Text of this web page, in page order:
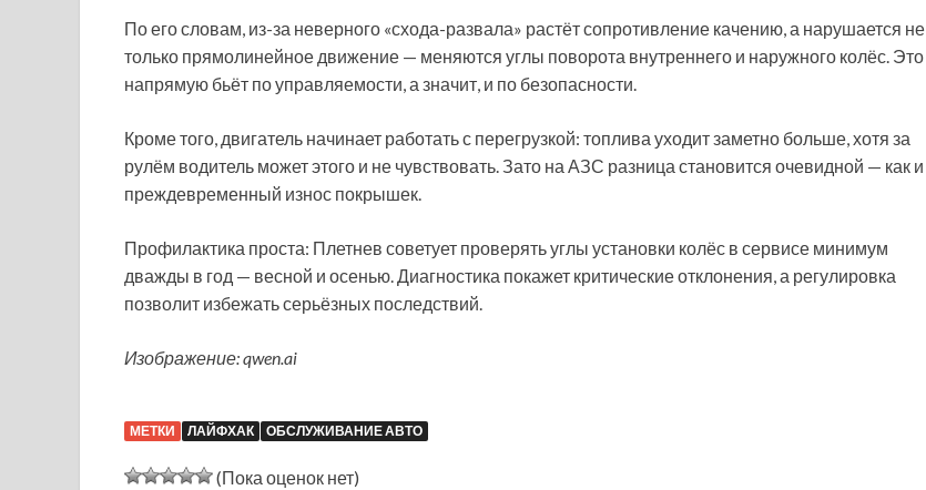
По его словам, из-за неверного «схода-развала» растёт сопротивление качению, а нарушается не
только прямолинейное движение — меняются углы поворота внутреннего и наружного колёс. Это
напрямую бьёт по управляемости, а значит, и по безопасности.
Кроме того, двигатель начинает работать с перегрузкой: топлива уходит заметно больше, хотя за
рулём водитель может этого и не чувствовать. Зато на АЗС разница становится очевидной — как и
преждевременный износ покрышек.
Профилактика проста: Плетнев советует проверять углы установки колёс в сервисе минимум
дважды в год — весной и осенью. Диагностика покажет критические отклонения, а регулировка
позволит избежать серьёзных последствий.
Изображение: qwen.ai
МЕТКИ ЛАЙФХАК ОБСЛУЖИВАНИЕ АВТО
(Пока оценок нет)